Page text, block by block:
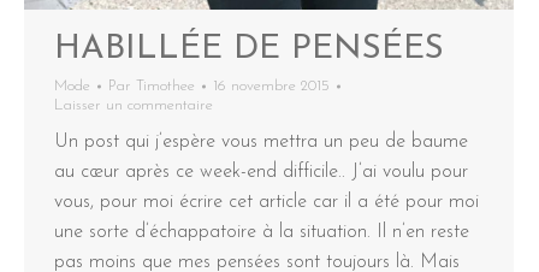
HABILLÉE DE PENSÉES
Mode Par Timothee
16 novembre 2015
Laisser un commentaire
Un post qui j’espère vous mettra un peu de baume
au cœur après ce week-end difficile.. J’ai voulu pour
vous, pour moi écrire cet article car il a été pour moi
une sorte d’échappatoire à la situation. Il n’en reste
pas moins que mes pensées sont toujours là. Mais